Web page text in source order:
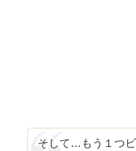
そして…もう１つ